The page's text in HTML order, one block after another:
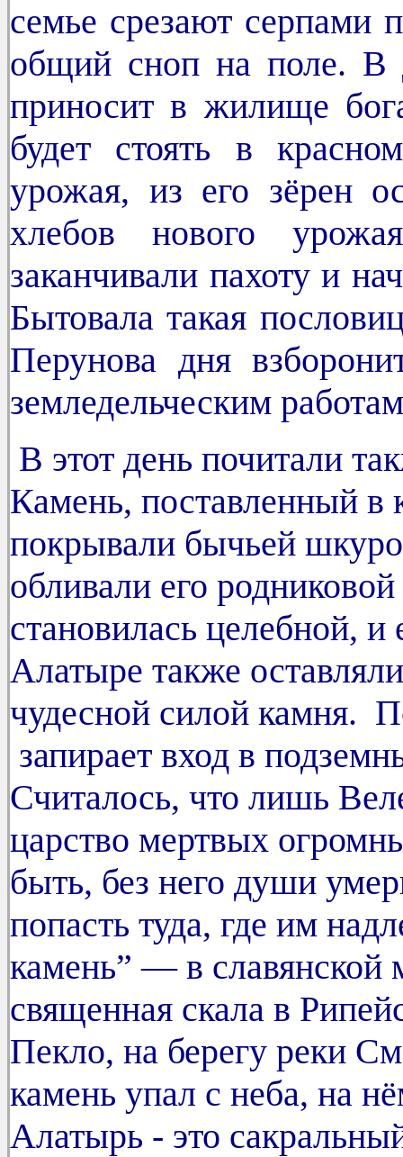
семье срезают серпами
общий сноп на поле. В
приносит в жилище
будет стоять в
урожая, из его зёрен
хлебов нового
заканчивали пахоту и
Бытовала такая
Перунова дня
земледельческим
В этот день почитали
Камень, поставленный в
покрывали бычьей
обливали его
становилась целебной,
Алатыре также
чудесной силой камня.
запирает вход в
Считалось, что лишь
царство мертвых
быть, без него души
попасть туда, где им
камень” — в славянской
священная скала в
Пекло, на берегу реки
камень упал с неба, на
Алатырь - это